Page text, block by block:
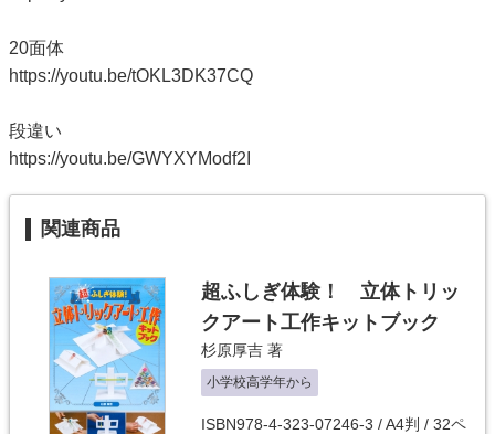
20面体
https://youtu.be/tOKL3DK37CQ
段違い
https://youtu.be/GWYXYModf2I
関連商品
超ふしぎ体験！ 立体トリッ
クアート工作キットブック
杉原厚吉 著
小学校高学年から
ISBN978-4-323-07246-3 / A4判 / 32ペ